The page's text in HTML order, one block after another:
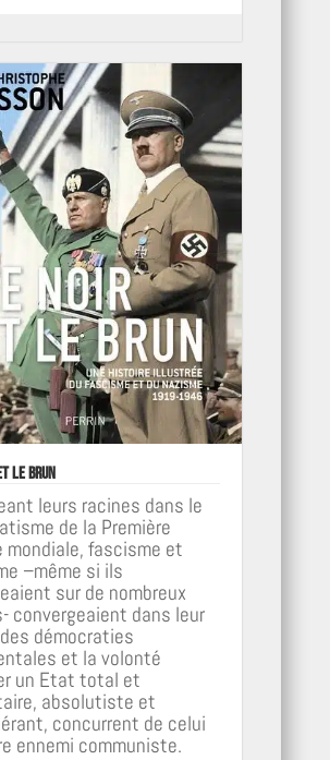
le brun
leurs racines dans le
de la Première
mondiale, fascisme et
–même si ils
sur de nombreux
convergeaient dans leur
démocraties
et la volonté
un Etat total et
absolutiste et
concurrent de celui
ennemi communiste.